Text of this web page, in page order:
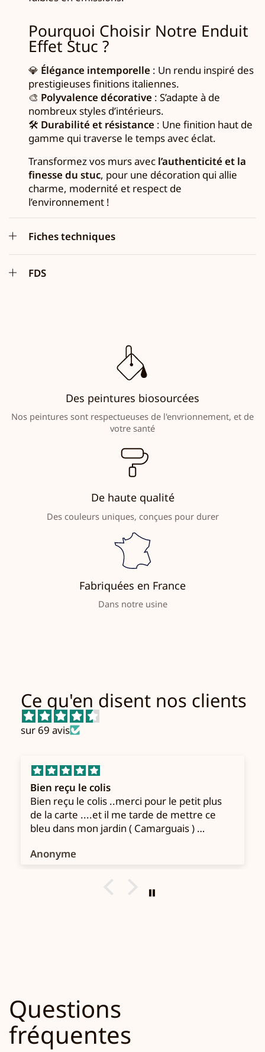
Pourquoi Choisir Notre Enduit
Effet Stuc ?
💎 Élégance intemporelle : Un rendu inspiré des
prestigieuses finitions italiennes.
🎨 Polyvalence décorative : S’adapte à de
nombreux styles d’intérieurs.
🛠 Durabilité et résistance : Une finition haut de
gamme qui traverse le temps avec éclat.
Transformez vos murs avec l’authenticité et la
finesse du stuc, pour une décoration qui allie
charme, modernité et respect de
l’environnement !
Fiches techniques
FDS
Des peintures biosourcées
Nos peintures sont respectueuses de l'envrionnement, et de
votre santé
De haute qualité
Des couleurs uniques, conçues pour durer
Fabriquées en France
Dans notre usine
Ce qu'en disent nos clients
sur 69 avis
Bien reçu le colis
Bien reçu le colis ..merci pour le petit plus
de la carte ....et il me tarde de mettre ce
bleu dans mon jardin ( Camarguais )
Anonyme
Questions
fréquentes